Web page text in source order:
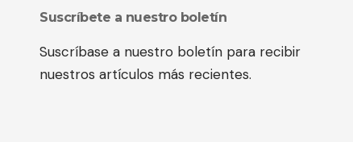
Suscríbete a nuestro boletín
Suscríbase a nuestro boletín para recibir
nuestros artículos más recientes.